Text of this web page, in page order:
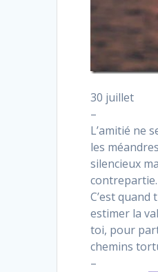
30 juillet
–
L’amitié ne
les
silencieux
contrepartie.
C’est
estimer la
toi, pour
chemins
–